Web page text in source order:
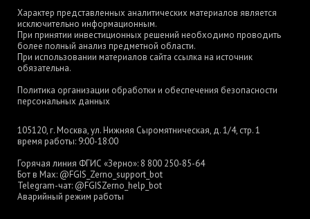
Характер представленных аналитических материалов является
исключительно информационным.
При принятии инвестиционных решений необходимо проводить
более полный анализ предметной области.
При использовании материалов сайта ссылка на источник
обязательна.
Политика организации обработки и обеспечения безопасности
персональных данных
105120, г. Москва, ул. Нижняя Сыромятническая, д. 1/4, стр. 1
время работы: 9:00-18:00
Горячая линия ФГИС «Зерно»: 8 800 250-85-64
Бот в Max: @FGIS_Zerno_support_bot
Telegram-чат: @FGISZerno_help_bot
Аварийный режим работы